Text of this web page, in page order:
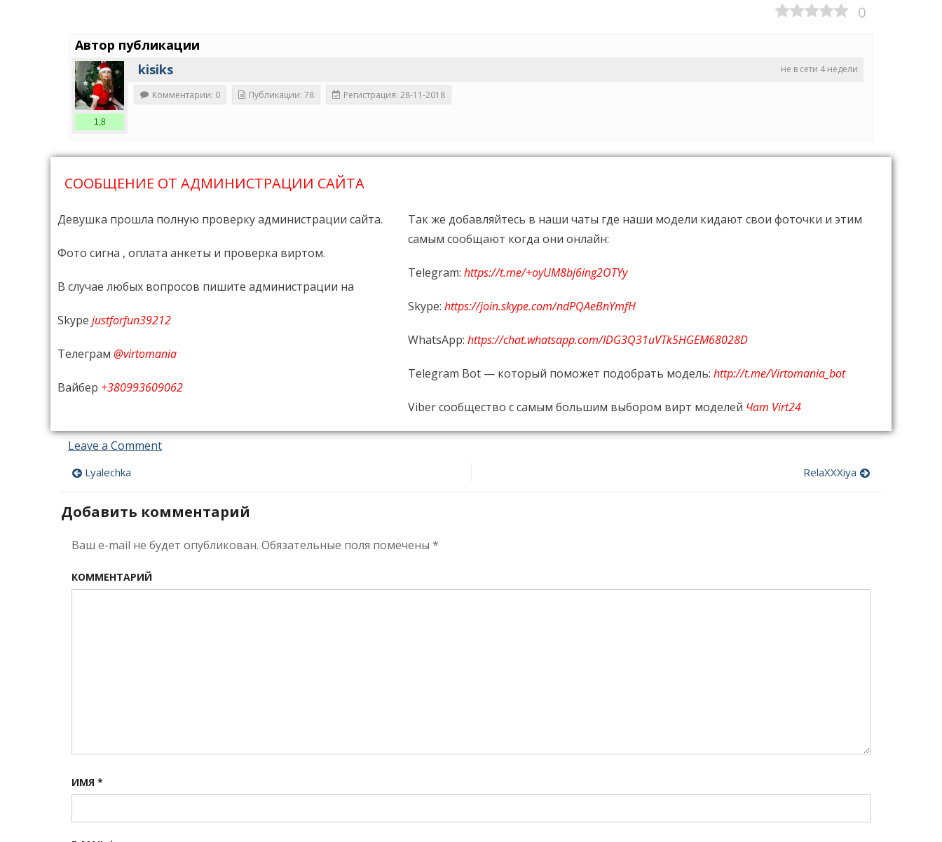
0
Автор публикации
не в сети 4 недели
kisiks
1,8
Комментарии: 0 Публикации: 78 Регистрация: 28-11-2018
СООБЩЕНИЕ ОТ АДМИНИСТРАЦИИ САЙТА
Девушка прошла полную проверку администрации сайта.
Фото сигна , оплата анкеты и проверка виртом.
В случае любых вопросов пишите администрации на
Skype justforfun39212
Телеграм @virtomania
Вайбер +380993609062
Так же добавляйтесь в наши чаты где наши модели кидают свои фоточки и этим
самым сообщают когда они онлайн:
Telegram: https://t.me/+oyUM8bj6ing2OTYy
Skype: https://join.skype.com/ndPQAeBnYmfH
WhatsApp: https://chat.whatsapp.com/IDG3Q31uVTk5HGEM68028D
Telegram Bot — который поможет подобрать модель: http://t.me/Virtomania_bot
Viber сообщество с самым большим выбором вирт моделей Чат Virt24
Leave a Comment
Навигация
по
записям
Lyalechka RelaXXXiya
Добавить комментарий
Ваш e-mail не будет опубликован. Обязательные поля помечены *
КОММЕНТАРИЙ
ИМЯ *